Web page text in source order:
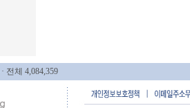
· 전체 4,084,359